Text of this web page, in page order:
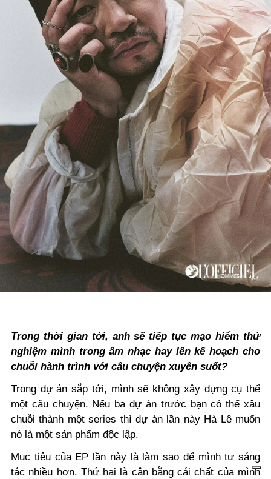
Trong thời gian tới, anh sẽ tiếp tục mạo hiểm thử
nghiệm mình trong âm nhạc hay lên kế hoạch cho
chuỗi hành trình với câu chuyện xuyên suốt?
Trong dự án sắp tới, mình sẽ không xây dựng cụ thể
một câu chuyện. Nếu ba dự án trước bạn có thể xâu
chuỗi thành một series thì dự án lần này Hà Lê muốn
nó là một sản phẩm độc lập.
Mục tiêu của EP lần này là làm sao để mình tự sáng
tác nhiều hơn. Thứ hai là cân bằng cái chất của mình